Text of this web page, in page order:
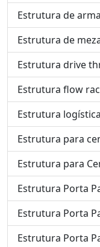
Estrutura de
Estrutura de
Estrutura drive
Estrutura flow
Estrutura
Estrutura para
Estrutura para
Estrutura Porta
Estrutura Porta
Estrutura Porta